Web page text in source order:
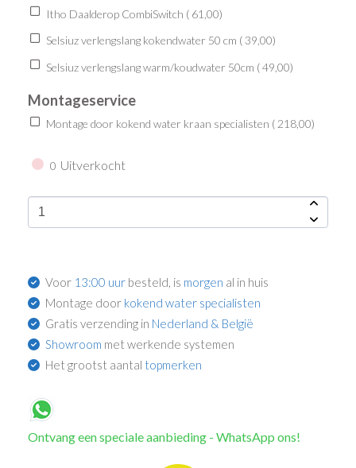
Itho Daalderop CombiSwitch ( 61,00)
Selsiuz verlengslang kokendwater 50 cm (39,00)
Selsiuz verlengslang warm/koudwater 50cm (49,00)
Montageservice
Montage door kokend water kraan specialisten ( 218,00)
0 Uitverkocht
Voor 13:00 uur besteld, is morgen al in huis
Montage door kokend water specialisten
Gratis verzending in Nederland & België
Showroom met werkende systemen
Het grootst aantal topmerken
Ontvang een speciale aanbieding - WhatsApp ons!